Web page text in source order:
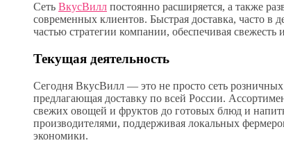
Сеть ВкусВилл постоянно расширяется, а также
современных клиентов. Быстрая доставка, часто в
частью стратегии компании, обеспечивая свежесть
Текущая деятельность
Сегодня ВкусВилл — это не просто сеть
предлагающая доставку по всей России.
свежих овощей и фруктов до готовых блюд и
производителями, поддерживая локальных
экономики.